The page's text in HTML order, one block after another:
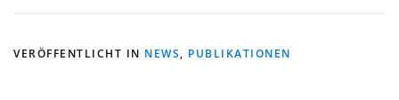
VERÖFFENTLICHT IN NEWS, PUBLIKATIONEN